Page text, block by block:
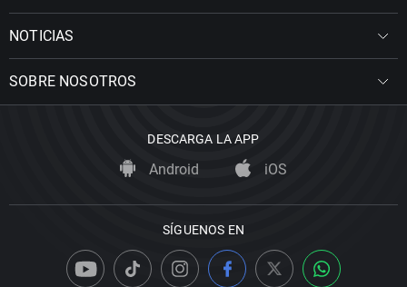
NOTICIAS
SOBRE NOSOTROS
DESCARGA LA APP
Android iOS
SÍGUENOS EN